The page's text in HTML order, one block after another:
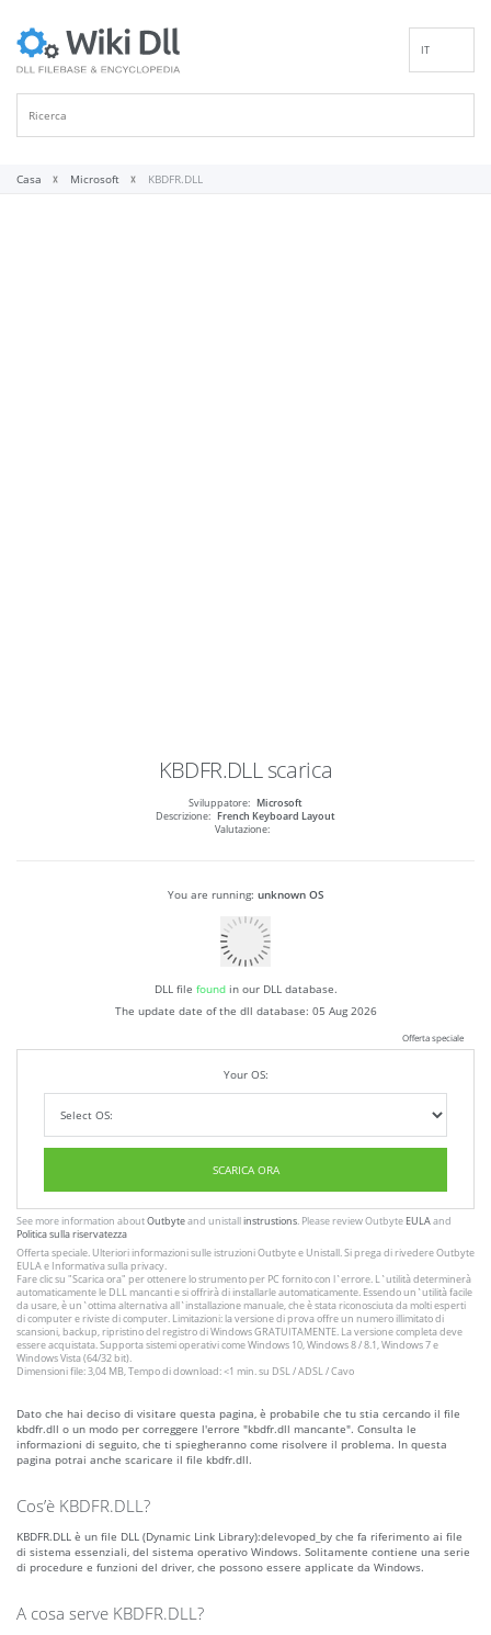
IT
Casa Microsoft KBDFR.DLL
KBDFR.DLL scarica
Sviluppatore: Microsoft
Descrizione: French Keyboard Layout
Valutazione:
You are running: unknown OS
DLL file foundin our DLL database.
The update date of the dll database: 05 Aug 2026
Offerta speciale
Your OS:
SCARICA ORA
See more information aboutOutbyteand unistallinstrustions. Please review Outbyte EULAand
Politica sulla riservatezza
Offerta speciale. Ulteriori informazioni sulle istruzioniOutbytee Unistall. Si prega di rivedere Outbyte
EULAe Informativa sulla privacy.
Fare clic su "Scarica ora" per ottenere lo strumento per PC fornito con l`errore. L`utilità determinerà
automaticamente le DLL mancanti e si offrirà di installarle automaticamente. Essendo un`utilità facile
da usare, è un`ottima alternativa all`installazione manuale, che è stata riconosciuta da molti esperti
di computer e riviste di computer. Limitazioni: la versione di prova offre un numero illimitato di
scansioni, backup, ripristino del registro di Windows GRATUITAMENTE. La versione completa deve
essere acquistata. Supporta sistemi operativi come Windows 10, Windows 8 / 8.1, Windows 7 e
Windows Vista (64/32 bit).
Dimensioni file: 3,04 MB, Tempo di download: <1 min. su DSL / ADSL / Cavo
Dato che hai deciso di visitare questa pagina, è probabile che tu stia cercando il file
kbdfr.dll o un modo per correggere l'errore "kbdfr.dll mancante". Consulta le
informazioni di seguito, che ti spiegheranno come risolvere il problema. In questa
pagina potrai anche scaricare il file kbdfr.dll.
Cos’è KBDFR.DLL?
KBDFR.DLL è un file DLL (Dynamic Link Library):delevoped_by che fa riferimento ai file
di sistema essenziali, del sistema operativo Windows. Solitamente contiene una serie
di procedure e funzioni del driver, che possono essere applicate da Windows.
A cosa serve KBDFR.DLL?